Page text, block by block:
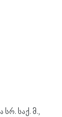
საქ. მ.,